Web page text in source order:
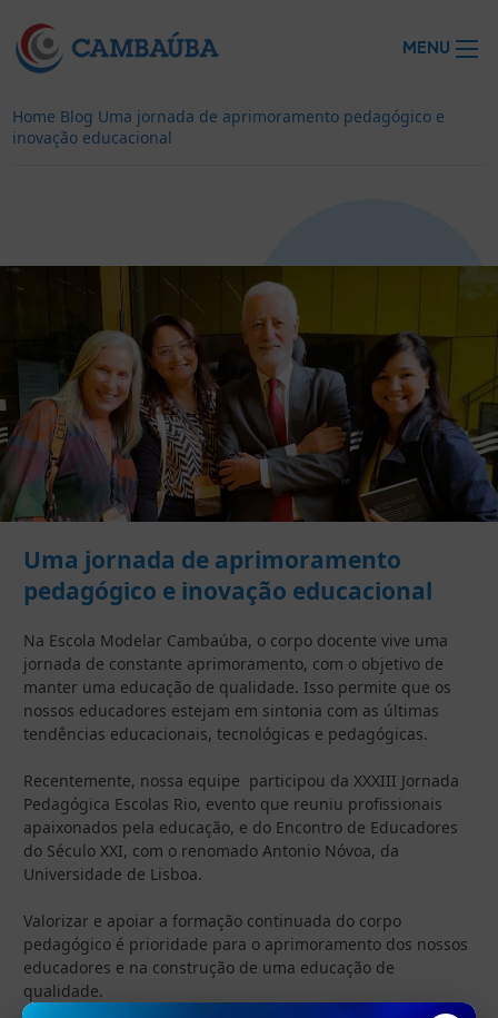
Home Blog Uma jornada de aprimoramento pedagógico e
inovação educacional
Uma jornada de aprimoramento
pedagógico e inovação educacional
Na Escola Modelar Cambaúba, o corpo docente vive uma
jornada de constante aprimoramento, com o objetivo de
manter uma educação de qualidade. Isso permite que os
nossos educadores estejam em sintonia com as últimas
tendências educacionais, tecnológicas e pedagógicas.
Recentemente, nossa equipe participou da XXXIII Jornada
Pedagógica Escolas Rio, evento que reuniu profissionais
apaixonados pela educação, e do Encontro de Educadores
do Século XXI, com o renomado Antonio Nóvoa, da
Universidade de Lisboa.
Valorizar e apoiar a formação continuada do corpo
pedagógico é prioridade para o aprimoramento dos nossos
educadores e na construção de uma educação de
qualidade.
MENU